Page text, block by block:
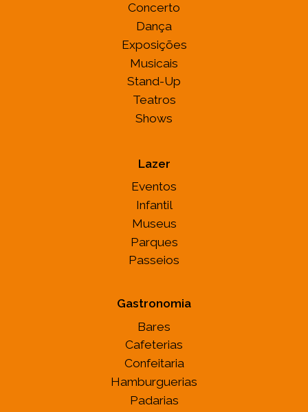
Concerto
Dança
Exposições
Musicais
Stand-Up
Teatros
Shows
Lazer
Eventos
Infantil
Museus
Parques
Passeios
Gastronomia
Bares
Cafeterias
Confeitaria
Hamburguerias
Padarias